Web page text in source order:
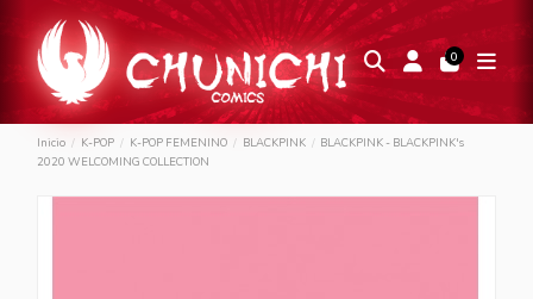
0
Inicio K-POP K-POP FEMENINO BLACKPINK
BLACKPINK - BLACKPINK's
2020 WELCOMING COLLECTION